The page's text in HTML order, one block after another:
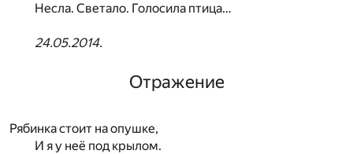
Несла. Светало. Голосила птица…
24.05.2014.
Отражение
Рябинка стоит на опушке,
И я у неё под крылом.